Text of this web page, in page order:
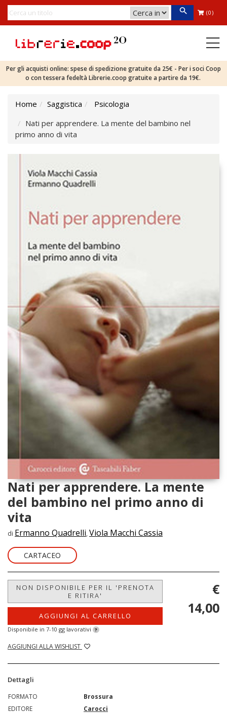
(0)
Per gli acquisti online: spese di spedizione gratuite da 25€ - Per i soci Coop
o con tessera fedeltà Librerie.coop gratuite a partire da 19€.
Home Saggistica
Psicologia
Nati per apprendere. La mente del bambino nel
primo anno di vita
Nati per apprendere. La mente
del bambino nel primo anno di
vita
di Ermanno Quadrelli, Viola Macchi Cassia
CARTACEO
NON DISPONIBILE PER IL 'PRENOTA
E RITIRA'
AGGIUNGI AL CARRELLO
Disponibile in 7-10 gg lavorativi ?
AGGIUNGI ALLA WISHLIST
€
14,00
Dettagli
FORMATO
Brossura
EDITORE
Carocci